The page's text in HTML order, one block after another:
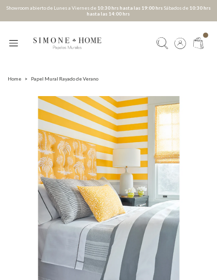
Showroom abierto de Lunes a Viernes de 10:30 hrs hasta las 19:00 hrsSábados de 10:30 hrs
hasta las 14:00 hrs
Home > Papel Mural Rayado de Verano